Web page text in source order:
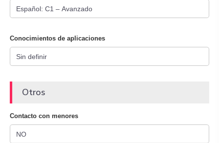
Conocimientos de aplicaciones
Otros
Contacto con menores